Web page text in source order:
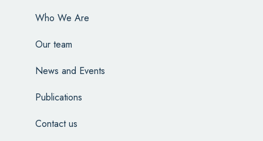
Who We Are
Our team
News and Events
Publications
Contact us